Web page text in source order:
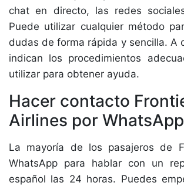
chat en directo, las redes
Puede utilizar cualquier método
dudas de forma rápida y sencilla. A
indican los procedimientos
utilizar para obtener ayuda.
Hacer contacto
Airlines por WhatsApp
La mayoría de los pasajeros de
WhatsApp para hablar con un
español las 24 horas. Puedes